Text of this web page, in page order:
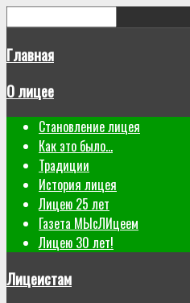
Главная
О лицее
Становление лицея
Как это было...
Традиции
История лицея
Лицею 25 лет
Газета МЫсЛИцеем
Лицею 30 лет!
Лицеистам